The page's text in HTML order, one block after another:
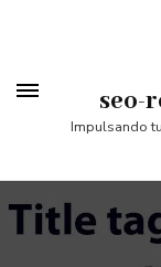
contenido
(presiona
Intro)
seo-
Impulsando